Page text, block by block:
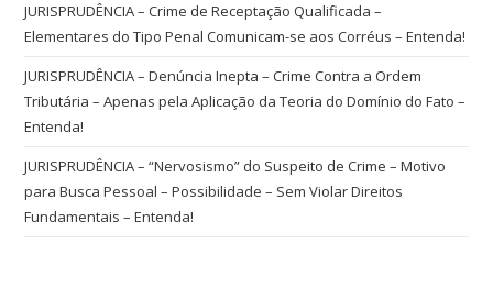
JURISPRUDÊNCIA – Crime de Receptação Qualificada –
Elementares do Tipo Penal Comunicam-se aos Corréus – Entenda!
JURISPRUDÊNCIA – Denúncia Inepta – Crime Contra a Ordem
Tributária – Apenas pela Aplicação da Teoria do Domínio do Fato –
Entenda!
JURISPRUDÊNCIA – “Nervosismo” do Suspeito de Crime – Motivo
para Busca Pessoal – Possibilidade – Sem Violar Direitos
Fundamentais – Entenda!